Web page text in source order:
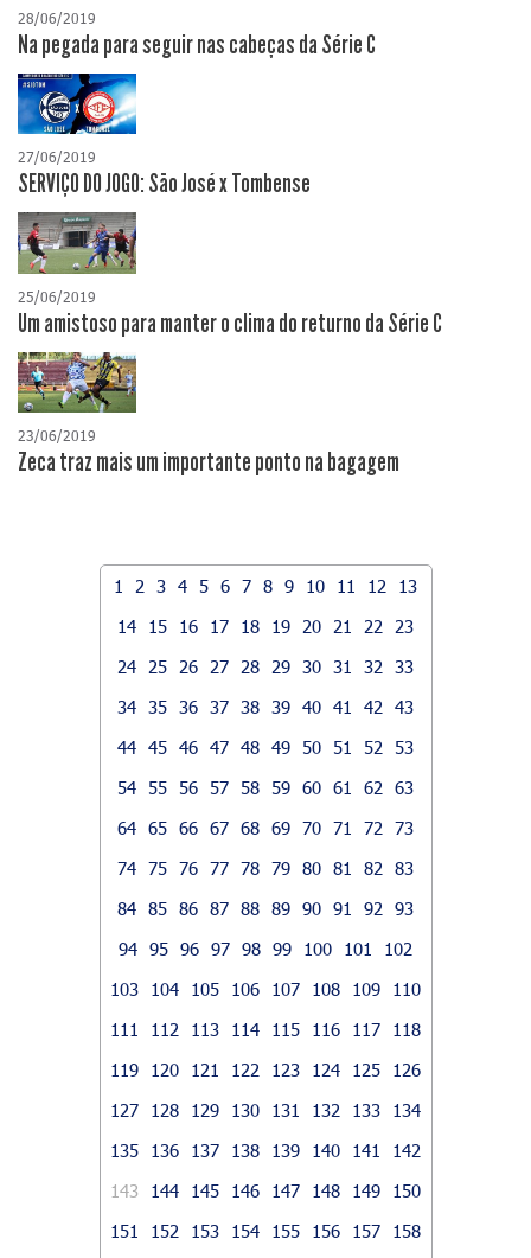
28/06/2019
Na pegada para seguir nas cabeças da Série C
27/06/2019
SERVIÇO DO JOGO: São José x Tombense
25/06/2019
Um amistoso para manter o clima do returno da Série C
23/06/2019
Zeca traz mais um importante ponto na bagagem
1 2 3 4 5 6 7 8 9 10 11 12
13
14
15 16 17 18 19 20 21 22
23
24
25 26 27 28 29 30 31 32
33
34 35 36 37 38 39 40 41 42
43
44 45 46 47 48 49 50 51 52
53
54 55 56 57 58 59 60 61 62
63
64 65 66 67 68 69 70 71 72
73
74 75 76 77 78 79 80 81 82
83
84 85 86 87 88 89 90 91 92
93
94 95 96 97 98 99 100 101
102
103
104 105 106 107 108 109
110
111
112 113 114 115 116 117
118
119
120 121 122 123 124 125
126
127
128 129 130 131 132 133
134
135
136 137 138 139 140 141
142
143
144 145 146 147 148 149
150
151
152 153 154 155 156 157
158